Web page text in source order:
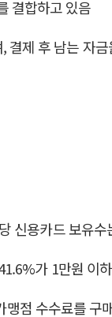
결합하고 있음
제 후 남는 자
신용카드 보유
가 1만원 이
점 수수료를 구